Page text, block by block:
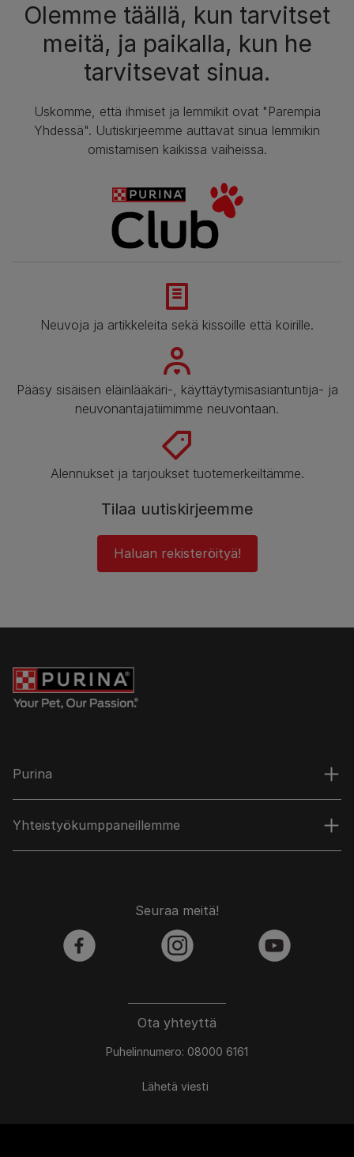
Olemme täällä, kun tarvitset
meitä, ja paikalla, kun he
tarvitsevat sinua.
Uskomme, että ihmiset ja lemmikit ovat "Parempia
Yhdessä". Uutiskirjeemme auttavat sinua lemmikin
omistamisen kaikissa vaiheissa.
Neuvoja ja artikkeleita sekä kissoille että koirille.
Pääsy sisäisen eläinlääkäri-, käyttäytymisasiantuntija- ja
neuvonantajatiimimme neuvontaan.
Alennukset ja tarjoukset tuotemerkeiltämme.
Tilaa uutiskirjeemme
Haluan rekisteröityä!
Purina
Yhteistyökumppaneillemme
Ota yhteyttä
Puhelinnumero: 08000 6161
Lähetä viesti
Seuraa meitä!
facebook instagram youtube